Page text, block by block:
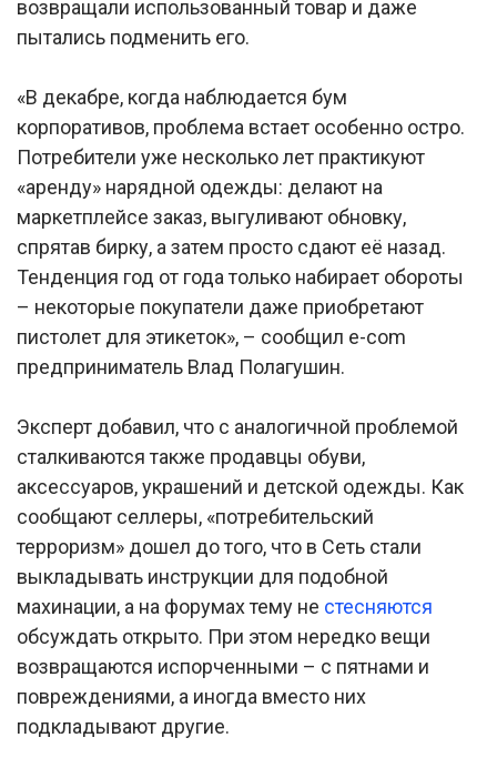
возвращали использованный товар и даже
пытались подменить его.
«В декабре, когда наблюдается бум
корпоративов, проблема встает особенно остро.
Потребители уже несколько лет практикуют
«аренду» нарядной одежды: делают на
маркетплейсе заказ, выгуливают обновку,
спрятав бирку, а затем просто сдают её назад.
Тенденция год от года только набирает обороты
– некоторые покупатели даже приобретают
пистолет для этикеток», – сообщил е-сom
предприниматель Влад Полагушин.
Эксперт добавил, что с аналогичной проблемой
сталкиваются также продавцы обуви,
аксессуаров, украшений и детской одежды. Как
сообщают селлеры, «потребительский
терроризм» дошел до того, что в Сеть стали
выкладывать инструкции для подобной
махинации, а на форумах тему не стесняются
обсуждать открыто. При этом нередко вещи
возвращаются испорченными – с пятнами и
повреждениями, а иногда вместо них
подкладывают другие.